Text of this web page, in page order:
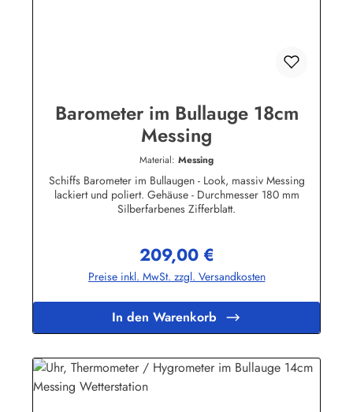
Barometer im Bullauge 18cm
Messing
Material: Messing
Schiffs Barometer im Bullaugen - Look, massiv Messing
lackiert und poliert. Gehäuse - Durchmesser 180 mm
Silberfarbenes Zifferblatt.
Regulärer Preis:
209,00 €
Preise inkl. MwSt. zzgl. Versandkosten
In den Warenkorb